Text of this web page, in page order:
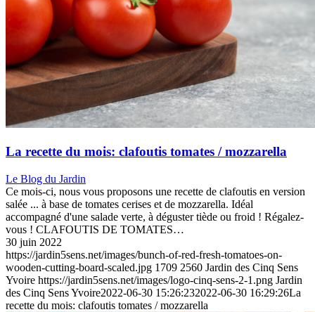
La recette du mois: clafoutis tomates / mozzarella
Le Blog du Jardin
Ce mois-ci, nous vous proposons une recette de clafoutis en version
salée ... à base de tomates cerises et de mozzarella. Idéal
accompagné d'une salade verte, à déguster tiède ou froid ! Régalez-
vous ! CLAFOUTIS DE TOMATES…
30 juin 2022
https://jardin5sens.net/images/bunch-of-red-fresh-tomatoes-on-
wooden-cutting-board-scaled.jpg 1709 2560 Jardin des Cinq Sens
Yvoire https://jardin5sens.net/images/logo-cinq-sens-2-1.png Jardin
des Cinq Sens Yvoire2022-06-30 15:26:232022-06-30 16:29:26La
recette du mois: clafoutis tomates / mozzarella